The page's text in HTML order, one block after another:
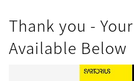
Thank you -
Available Below